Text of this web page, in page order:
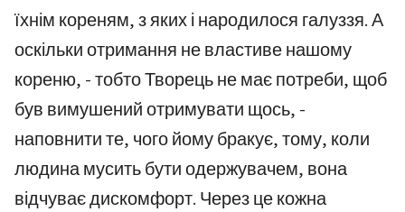
їхнім кореням, з яких і народилося галуззя. А
оскільки отримання не властиве нашому
кореню, - тобто Творець не має потреби, щоб
був вимушений отримувати щось, -
наповнити те, чого йому бракує, тому, коли
людина мусить бути одержувачем, вона
відчуває дискомфорт. Через це кожна